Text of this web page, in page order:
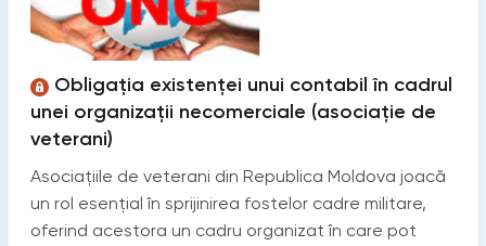
Obligația existenței unui contabil în cadrul
unei organizații necomerciale (asociație de
veterani)
Asociațiile de veterani din Republica Moldova joacă
un rol esențial în sprijinirea fostelor cadre militare,
oferind acestora un cadru organizat în care pot